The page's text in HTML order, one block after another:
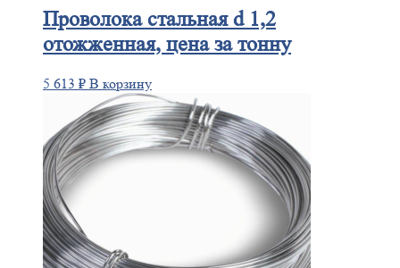
Проволокастальная d 1,2
отожженная, цена за тонну
5 613 ₽ В корзину